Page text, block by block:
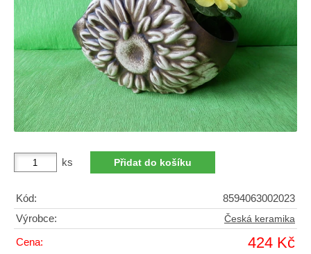
ks
Kód:
8594063002023
Výrobce:
Česká keramika
Cena: 424 Kč